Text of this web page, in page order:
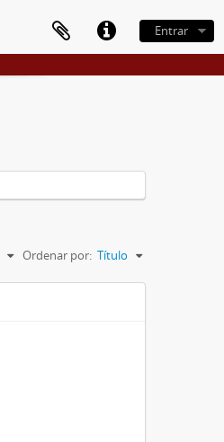
Entrar
Ordenar por: Título